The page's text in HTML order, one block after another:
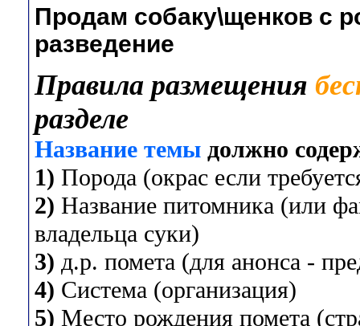
Продам собаку\щенков с
разведение
Правила размещения
разделе
Название темы должно
1) Порода (окрас если
2) Название питомника (или
владельца суки)
3) д.р. помета (для анонса -
4) Система (организация)
5) Место рождения помета